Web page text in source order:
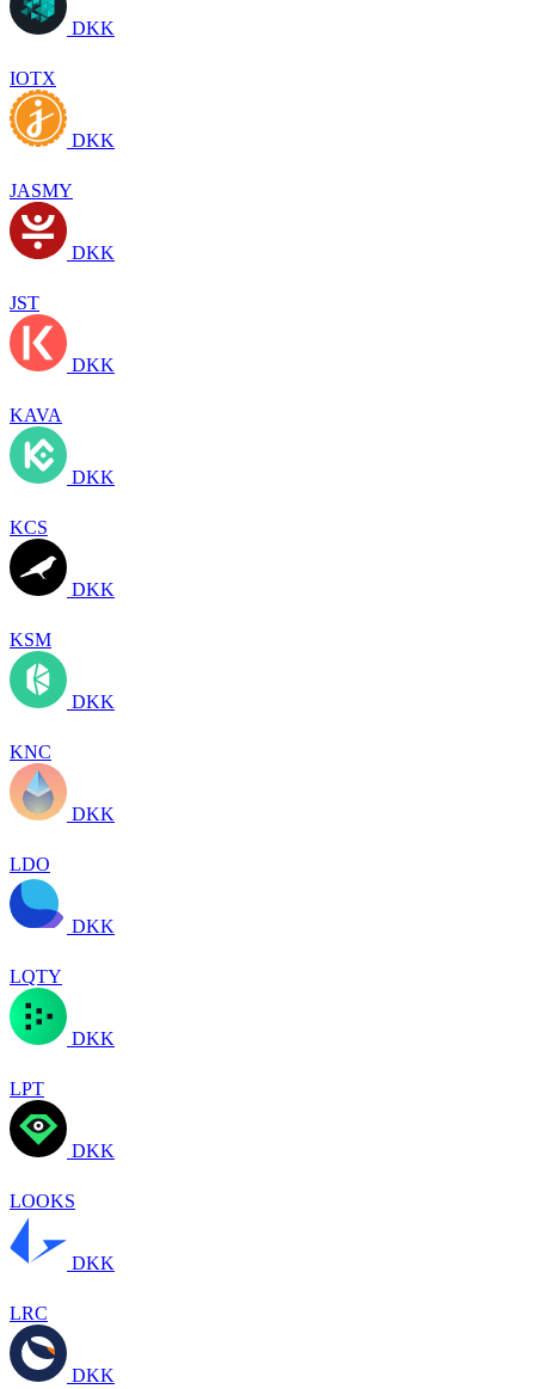
DKK
IOTX
DKK
JASMY
DKK
JST
DKK
KAVA
DKK
KCS
DKK
KSM
DKK
KNC
DKK
LDO
DKK
LQTY
DKK
LPT
DKK
LOOKS
DKK
LRC
DKK